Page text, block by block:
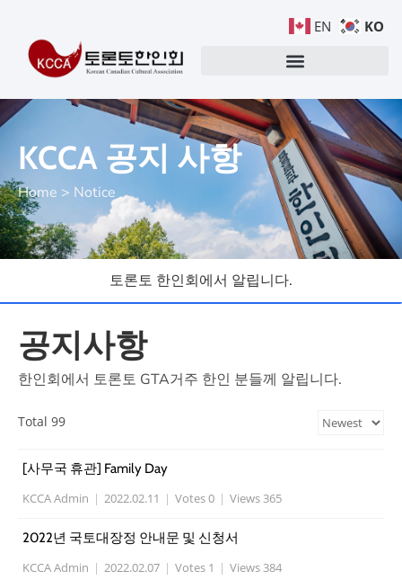
KCCA 공지 사항
Home > Notice
토론토 한인회에서 알립니다.
공지사항
한인회에서 토론토 GTA거주 한인 분들께 알립니다.
Total 99
[사무국 휴관] Family Day
KCCA Admin | 2022.02.11 | Votes 0 | Views 365
2022년 국토대장정 안내문 및 신청서
KCCA Admin | 2022.02.07 | Votes 1 | Views 384
EN KO